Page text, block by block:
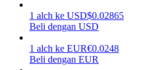
Babi Kekuatan
1 alch ke USD$0.02865
Beli dengan USD
1 alch ke EUR€0.0248
Beli dengan EUR